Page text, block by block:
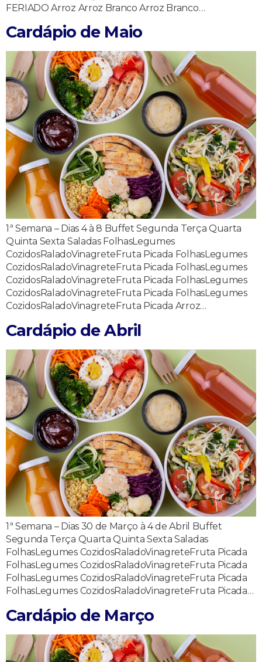
FERIADO Arroz Arroz Branco Arroz Branco…
Cardápio de Maio
1ª Semana – Dias 4 à 8 Buffet Segunda Terça Quarta
Quinta Sexta Saladas FolhasLegumes
CozidosRaladoVinagreteFruta Picada FolhasLegumes
CozidosRaladoVinagreteFruta Picada FolhasLegumes
CozidosRaladoVinagreteFruta Picada FolhasLegumes
CozidosRaladoVinagreteFruta Picada FolhasLegumes
CozidosRaladoVinagreteFruta Picada Arroz…
Cardápio de Abril
1ª Semana – Dias 30 de Março à 4 de Abril Buffet
Segunda Terça Quarta Quinta Sexta Saladas
FolhasLegumes CozidosRaladoVinagreteFruta Picada
FolhasLegumes CozidosRaladoVinagreteFruta Picada
FolhasLegumes CozidosRaladoVinagreteFruta Picada
FolhasLegumes CozidosRaladoVinagreteFruta Picada…
Cardápio de Março